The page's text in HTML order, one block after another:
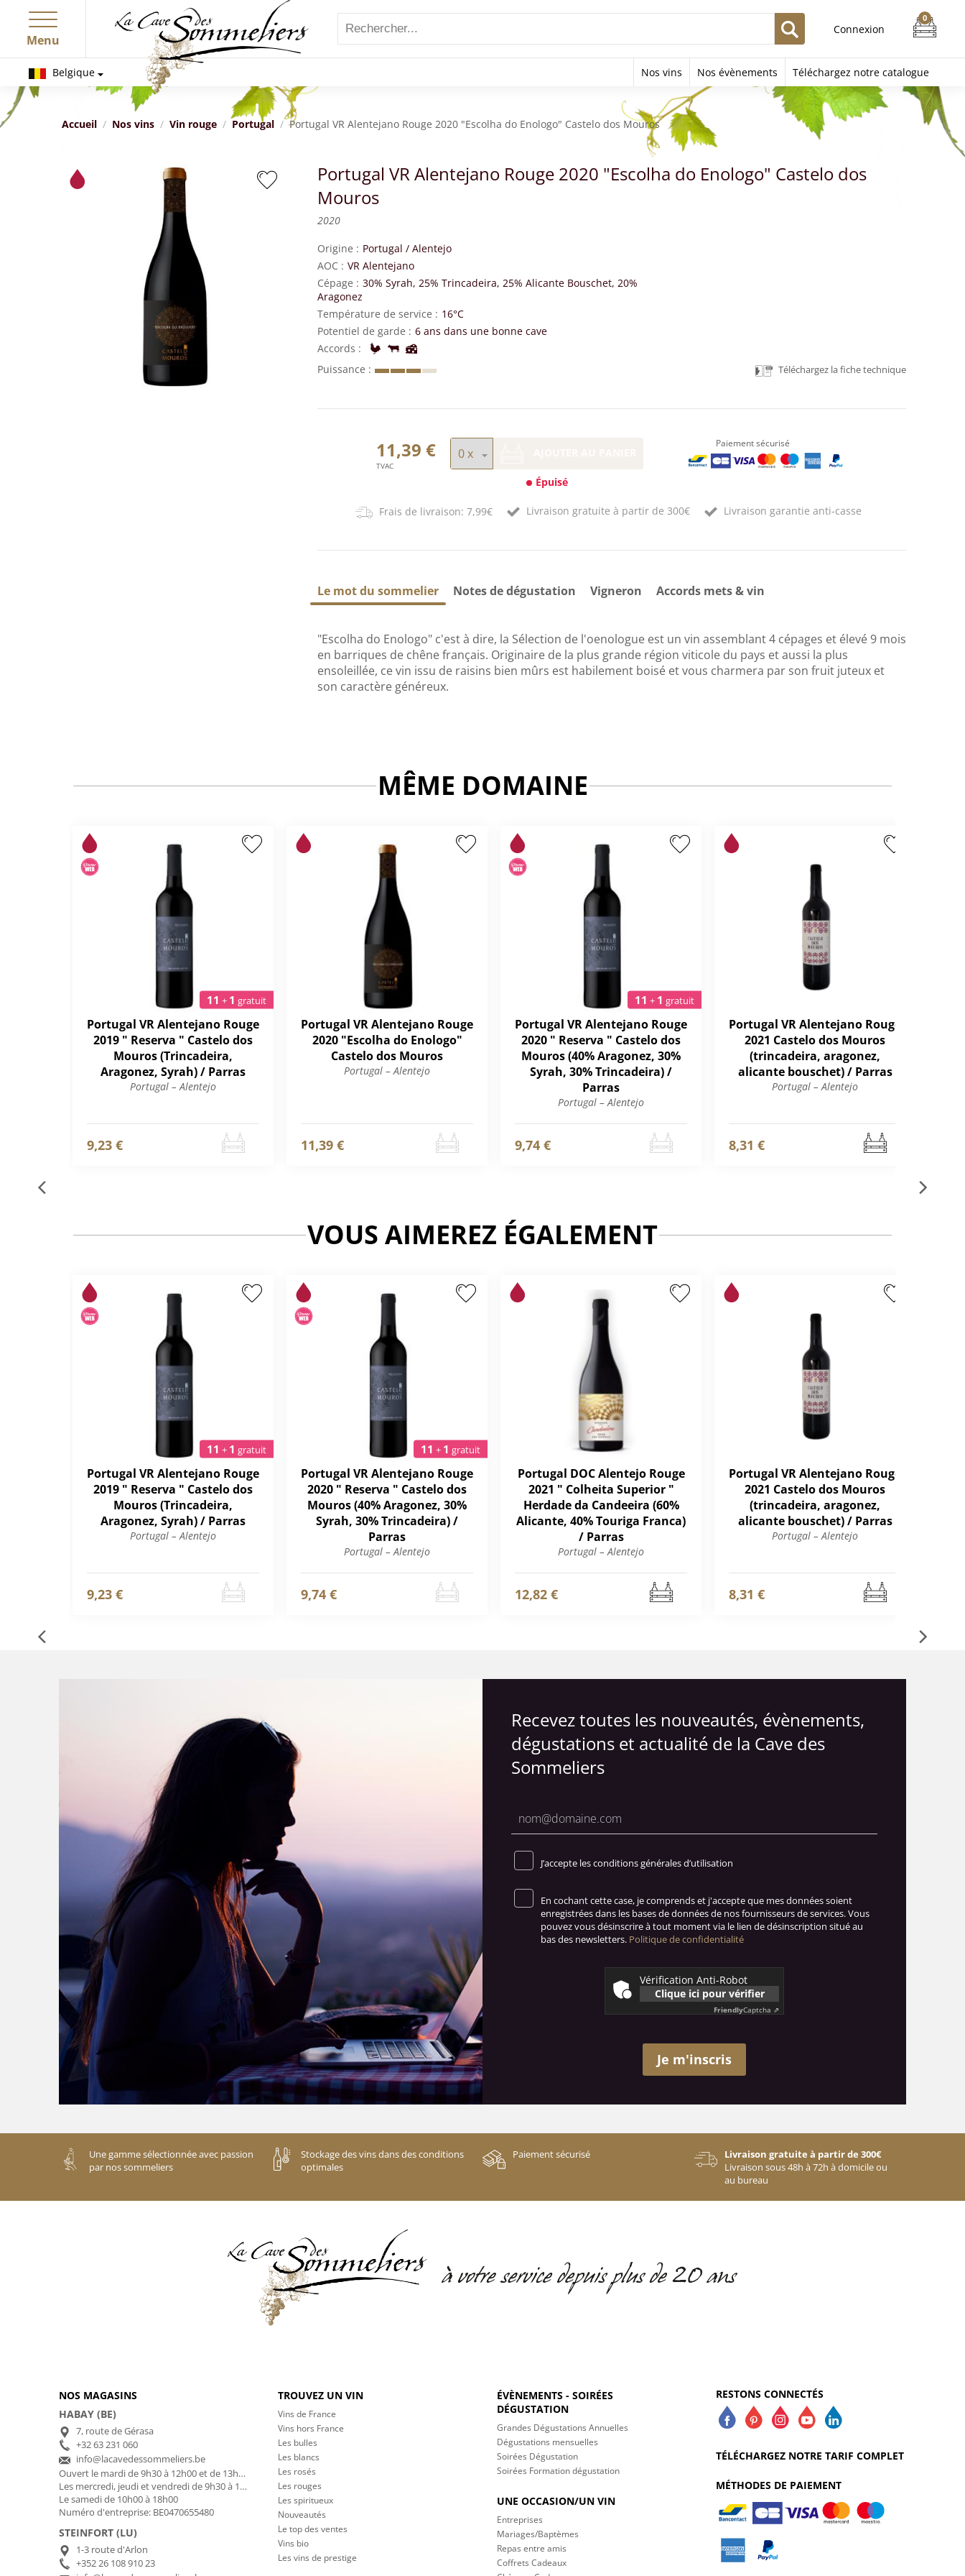
Connexion
Menu
Belgique Nos vins Nos évènements Téléchargez notre catalogue
Accueil Nos vins Vin rouge Portugal Portugal VR Alentejano Rouge 2020 "Escolha do Enologo" Castelo dos Mouros
Portugal VR Alentejano Rouge 2020 "Escolha do Enologo" Castelo dos
Mouros
2020
Origine Portugal / Alentejo
AOC
VR Alentejano
Cépage
30% Syrah, 25% Trincadeira, 25% Alicante Bouschet, 20%
Aragonez
Température de service
16°C
Potentiel de garde
6 ans dans une bonne cave
Accords
Puissance
Téléchargez la fiche technique
11,39 €
TVAC
Épuisé
Paiement sécurisé
Frais de livraison: 7,99€ Livraison gratuite à partir de 300€ Livraison garantie anti-casse
Le mot du sommelier Notes de dégustation Vigneron Accords mets & vin
"Escolha do Enologo" c'est à dire, la Sélection de l'oenologue est un vin assemblant 4 cépages et élevé 9 mois
en barriques de chêne français. Originaire de la plus grande région viticole du pays et aussi la plus
ensoleillée, ce vin issu de raisins bien mûrs est habilement boisé et vous charmera par son fruit juteux et
son caractère généreux.
MÊME DOMAINE
Portugal VR Alentejano Rouge
2019 " Reserva " Castelo dos
Mouros (Trincadeira,
Aragonez, Syrah) / Parras
Portugal – Alentejo
11 + 1 gratuit
9,23 €
Portugal VR Alentejano Rouge
2020 "Escolha do Enologo"
Castelo dos Mouros
Portugal – Alentejo
11,39 €
Portugal VR Alentejano Rouge
2020 " Reserva " Castelo dos
Mouros (40% Aragonez, 30%
Syrah, 30% Trincadeira) /
Parras
Portugal – Alentejo
11 + 1 gratuit
9,74 €
Portugal VR Alentejano Rouge
2021 Castelo dos Mouros
(trincadeira, aragonez,
alicante bouschet) / Parras
Portugal – Alentejo
8,31 €
VOUS AIMEREZ ÉGALEMENT
Portugal VR Alentejano Rouge
2019 " Reserva " Castelo dos
Mouros (Trincadeira,
Aragonez, Syrah) / Parras
Portugal – Alentejo
11 + 1 gratuit
9,23 €
Portugal VR Alentejano Rouge
2020 " Reserva " Castelo dos
Mouros (40% Aragonez, 30%
Syrah, 30% Trincadeira) /
Parras
Portugal – Alentejo
11 + 1 gratuit
9,74 €
Portugal DOC Alentejo Rouge
2021 " Colheita Superior "
Herdade da Candeeira (60%
Alicante, 40% Touriga Franca)
/ Parras
Portugal – Alentejo
12,82 €
Portugal VR Alentejano Rouge
2021 Castelo dos Mouros
(trincadeira, aragonez,
alicante bouschet) / Parras
Portugal – Alentejo
8,31 €
Recevez toutes les nouveautés, évènements,
dégustations et actualité de la Cave des
Sommeliers
J’accepte les conditions générales d’utilisation
En cochant cette case, je comprends et j'accepte que mes données soient
enregistrées dans les bases de données de nos fournisseurs de services. Vous
pouvez vous désinscrire à tout moment via le lien de désinscription situé au
bas des newsletters. Politique de confidentialité
Vérification Anti-Robot
Clique ici pour vérifier
FriendlyCaptcha ⇗
Je m'inscris
Une gamme sélectionnée avec passion
par nos sommeliers
Stockage des vins dans des conditions
optimales
Paiement sécurisé
Livraison gratuite à partir de 300€
Livraison sous 48h à 72h à domicile ou
au bureau
NOS MAGASINS
HABAY (BE)
7, route de Gérasa
+32 63 231 060
info@lacavedessommeliers.be
Ouvert le mardi de 9h30 à 12h00 et de 13h00 à 17h00
Les mercredi, jeudi et vendredi de 9h30 à 12h00 et de 13h00 à 18h30
Le samedi de 10h00 à 18h00
Numéro d'entreprise: BE0470655480
STEINFORT (LU)
1-3 route d'Arlon
+352 26 108 910 23
TROUVEZ UN VIN
Vins de France
Vins hors France
Les bulles
Les blancs
Les rosés
Les rouges
Les spiritueux
Nouveautés
Le top des ventes
Vins bio
Les vins de prestige
ÉVÈNEMENTS - SOIRÉES
DÉGUSTATION
Grandes Dégustations Annuelles
Dégustations mensuelles
Soirées Dégustation
Soirées Formation dégustation
UNE OCCASION/UN VIN
Entreprises
Mariages/Baptèmes
Repas entre amis
Coffrets Cadeaux
RESTONS CONNECTÉS
TÉLÉCHARGEZ NOTRE TARIF COMPLET
MÉTHODES DE PAIEMENT